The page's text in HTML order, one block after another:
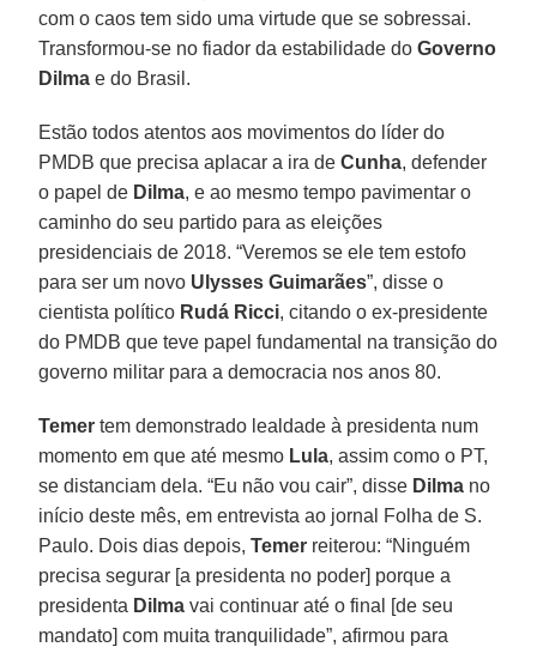
com o caos tem sido uma virtude que se sobressai.
Transformou-se no fiador da estabilidade doGoverno
Dilma e do Brasil.
Estão todos atentos aos movimentos do líder do
PMDB que precisa aplacar a ira deCunha, defender
o papel de Dilma, e ao mesmo tempo pavimentar o
caminho do seu partido para as eleições
presidenciais de 2018. “Veremos se ele tem estofo
para ser um novo Ulysses Guimarães”, disse o
cientista político Rudá Ricci, citando o ex-presidente
do PMDB que teve papel fundamental na transição do
governo militar para a democracia nos anos 80.
Temer tem demonstrado lealdade à presidenta num
momento em que até mesmo Lula, assim como o PT,
se distanciam dela. “Eu não vou cair”, disse Dilma no
início deste mês, em entrevista ao jornal Folha de S.
Paulo. Dois dias depois,Temer reiterou: “Ninguém
precisa segurar [a presidenta no poder] porque a
presidenta Dilma vai continuar até o final [de seu
mandato] com muita tranquilidade”, afirmou para